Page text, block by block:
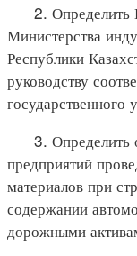
2. Определить
Министерства
Республики
руководству
3. Определить
предприятий
материалов при
содержании
дорожными